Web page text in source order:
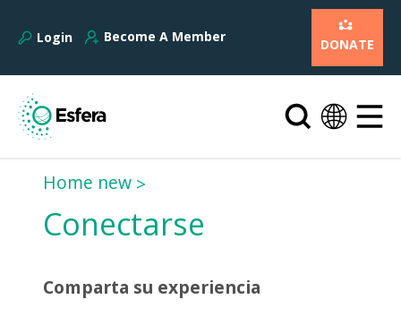
Login Become A Member DONATE
Home new
Conectarse
Comparta su experiencia